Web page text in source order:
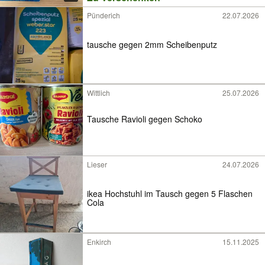
Pünderich 22.07.2026
tausche gegen 2mm Scheibenputz
Wittlich 25.07.2026
Tausche Ravioli gegen Schoko
Lieser 24.07.2026
ikea Hochstuhl im Tausch gegen 5 Flaschen
Cola
Enkirch 15.11.2025